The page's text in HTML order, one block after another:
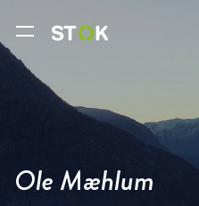
Ole Mæhlum